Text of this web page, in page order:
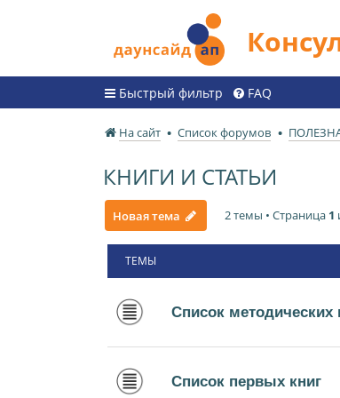
Быстрый фильтр FAQ
На сайт Список форумов
КНИГИ И СТАТЬИ
Новая тема 2 темы • Страница 1
ТЕМЫ
Список методических
Список первых книг